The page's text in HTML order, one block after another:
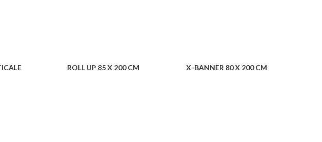
ROLL UP 85 X 200 CM X-BANNER 80 X 200 CM